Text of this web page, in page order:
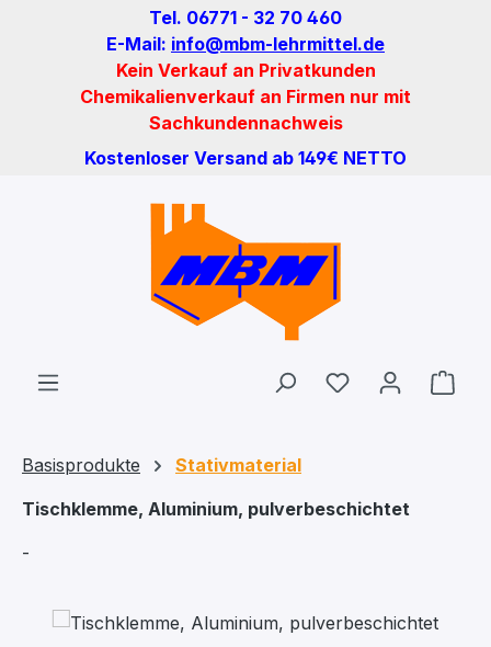
Zum Hauptinhalt springenTel. 06771 - 32 70 460
E-Mail: info@mbm-lehrmittel.de
Kein Verkauf an Privatkunden
Chemikalienverkauf an Firmen nur mit
Sachkundennachweis
Kostenloser Versand ab 149€ NETTO
Du hast 0
Basisprodukte
Stativmaterial
Tischklemme, Aluminium, pulverbeschichtet
-
Bildergalerie überspringen